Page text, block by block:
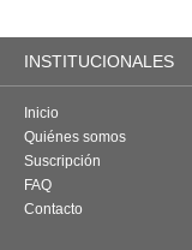
INSTITUCIONALES
Inicio
Quiénes somos
Suscripción
FAQ
Contacto